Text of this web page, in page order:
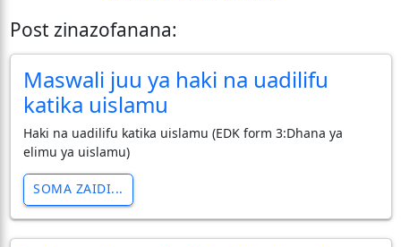
Post zinazofanana:
Maswali juu ya haki na uadilifu
katika uislamu
Haki na uadilifu katika uislamu (EDK form 3:Dhana ya
elimu ya uislamu)
SOMA ZAIDI...